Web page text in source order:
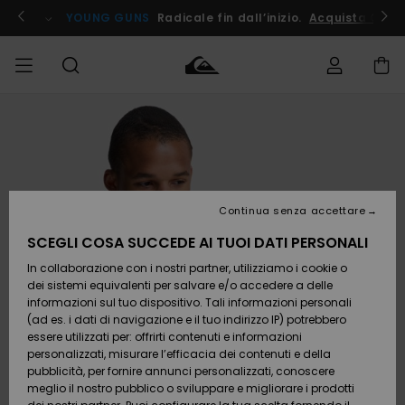
informazioni
prodotto
! YOUNG GUNS Radicale fin dall’inizio. Acquista Ora
Abbigliamento
Accessori
Calzature
e
infradito
Surf /
Acqua
Abbigliamento
Accessori
Calzature
e
infradito
Surf /
Acqua
Shop
Nuovi
Da
Scoprire
Snow
SURF
Surf Shop
Uomo
Highlights
Comunità
SNOW
Snow
Shop
Shop
Snow
Shop
Donna
OUTLET
Outlet
Uomo
Outlet
Donna
Accedi al tuo
ordine
Spedizione
Pagamento
Buono regalo
Quiksilver
Freedom
SCEGLI COSA SUCCEDE AI TUOI DATI PERSONALI
In collaborazione con i nostri partner, utilizziamo i cookie o
dei sistemi equivalenti per salvare e/o accedere a delle
informazioni sul tuo dispositivo. Tali informazioni personali
(ad es. i dati di navigazione e il tuo indirizzo IP) potrebbero
essere utilizzati per: offrirti contenuti e informazioni
personalizzati, misurare l’efficacia dei contenuti e della
pubblicità, per fornire annunci personalizzati, conoscere
meglio il nostro pubblico o sviluppare e migliorare i prodotti
Continua senza accettare